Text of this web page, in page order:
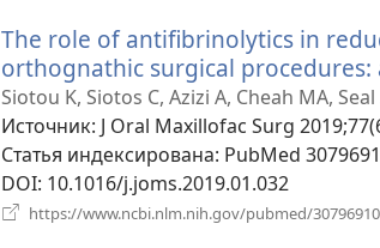
The role of antifibrinolytics in
orthognathic surgical procedures:
Siotou K, Siotos C, Azizi A, Cheah MA,
Источник‎: J Oral Maxillofac Surg
Статья индексирована‎: PubMed
DOI‎: 10.1016/j.joms.2019.01.032
https://www.ncbi.nlm.nih.gov/pubmed/30796910